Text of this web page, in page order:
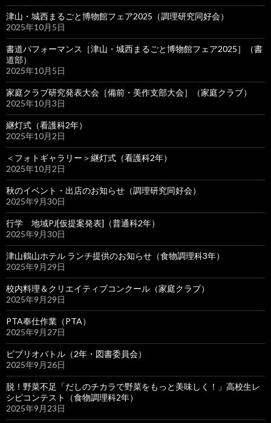
津山・城西まるごと博物館フェア2025（調理研究同好会）
2025年10月5日
書道パフォーマンス［津山・城西まるごと博物館フェア2025］（書
道部）
2025年10月5日
家庭クラブ研究発表大会［備前・美作支部大会］（家庭クラブ）
2025年10月3日
継灯式（看護科2年）
2025年10月2日
＜フォトギャラリー＞継灯式（看護科2年）
2025年10月2日
秋のイベント・出店のお知らせ（調理研究同好会）
2025年9月30日
行学 地域PJ[仮提案発表]（普通科2年）
2025年9月30日
津山鶴山ホテル ランチ提供のお知らせ（食物調理科3年）
2025年9月29日
校内料理＆クリエイティブコンクール（家庭クラブ）
2025年9月29日
PTA奉仕作業（PTA）
2025年9月27日
ビブリオバトル（2年・図書委員会）
2025年9月26日
脱！野菜不足「だしのチカラで野菜をもっと美味しく！」高校生レ
シピコンテスト（食物調理科2年）
2025年9月23日